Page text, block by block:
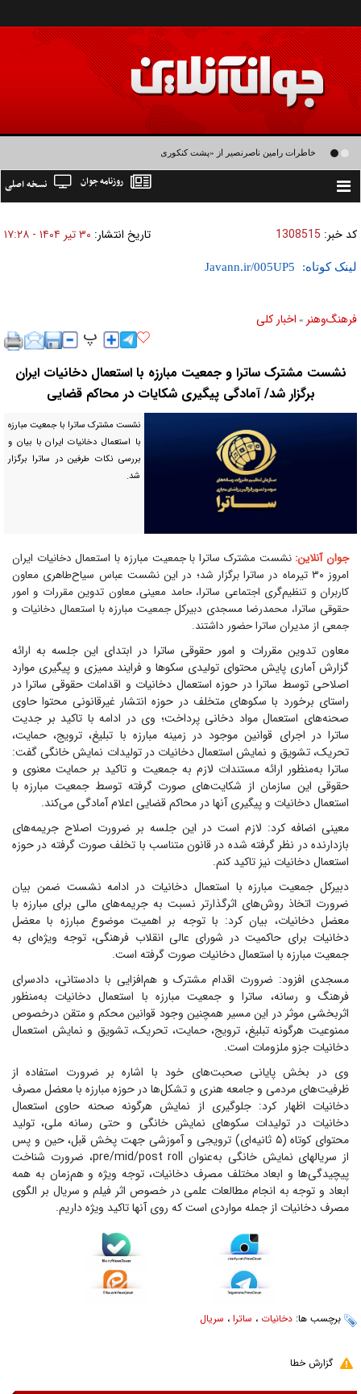
خاطرات رامین ناصرنصیر از «پشت‌ کنکوری‌ها» و رضا داوودنژاد: رضا کودک درون فعالی
Toggle
نسخه اصلی روزنامه جوان
کد خبر: 1308515 تاریخ انتشار: ۳۰ تير ۱۴۰۴ - ۱۷:۲۸
لینک کوتاه:
فرهنگ‌و‌هنر » اخبار كلی
نشست مشترک ساترا و جمعیت مبارزه با استعمال دخانیات ایران
برگزار شد/ آمادگی پیگیری شکایات در محاکم قضایی
نشست مشترک ساترا با جمعیت مبارزه
با استعمال دخانیات ایران با بیان و
بررسی نکات طرفین در ساترا برگزار
شد.
جوان آنلاین:نشست مشترک ساترا با جمعیت مبارزه با استعمال دخانیات ایران
امروز ۳۰ تیرماه در ساترا برگزار شد؛ در این نشست عباس سیاح‌طاهری معاون
کاربران و تنظیم‌گری اجتماعی ساترا، حامد معینی معاون تدوین مقررات و امور
حقوقی ساترا، محمدرضا مسجدی دبیرکل جمعیت مبارزه با استعمال دخانیات و
جمعی از مدیران ساترا حضور داشتند.
معاون تدوین مقررات و امور حقوقی ساترا در ابتدای این جلسه به ارائه
گزارش آماری پایش محتوای تولیدی سکو‌ها و فرایند ممیزی و پیگیری موارد
اصلاحی توسط ساترا در حوزه استعمال دخانیات و اقدامات حقوقی ساترا در
راستای برخورد با سکو‌های متخلف در حوزه انتشار غیرقانونی محتوا حاوی
صحنه‌های استعمال مواد دخانی پرداخت؛ وی در ادامه با تاکید بر جدیت
ساترا در اجرای قوانین موجود در زمینه مبارزه با تبلیغ، ترویج، حمایت،
تحریک، تشویق و نمایش استعمال دخانیات در تولیدات نمایش خانگی گفت:
ساترا به‌منظور ارائه مستندات لازم به جمعیت و تاکید بر حمایت معنوی و
حقوقی این سازمان از شکایت‌های صورت گرفته توسط جمعیت مبارزه با
استعمال دخانیات و پیگیری آنها در محاکم قضایی اعلام آمادگی می‌کند.
معینی اضافه کرد: لازم است در این جلسه بر ضرورت اصلاح جریمه‌های
بازدارنده در نظر گرفته شده در قانون متناسب با تخلف صورت گرفته در حوزه
استعمال دخانیات نیز تاکید کنم.
دبیرکل جمعیت مبارزه با استعمال دخانیات در ادامه نشست ضمن بیان
ضرورت اتخاذ روش‌های اثرگذارتر نسبت به جریمه‌های مالی برای مبارزه با
معضل دخانیات، بیان کرد: با توجه بر اهمیت موضوع مبارزه با معضل
دخانیات برای حاکمیت در شورای عالی انقلاب فرهنگی، توجه ویژه‌ای به
جمعیت مبارزه با استعمال دخانیات صورت گرفته است.
مسجدی افزود: ضرورت اقدام مشترک و هم‌افزایی با دادستانی، دادسرای
فرهنگ و رسانه، ساترا و جمعیت مبارزه با استعمال دخانیات به‌منظور
اثربخشی موثر در این مسیر همچنین وجود قوانین محکم و متقن درخصوص
ممنوعیت هرگونه تبلیغ، ترویج، حمایت، تحریک، تشویق و نمایش استعمال
دخانیات جزو ملزومات است.
وی در بخش پایانی صحبت‌های خود با اشاره بر ضرورت استفاده از
ظرفیت‌های مردمی و جامعه هنری و تشکل‌ها در حوزه مبارزه با معضل مصرف
دخانیات اظهار کرد: جلوگیری از نمایش هرگونه صحنه حاوی استعمال
دخانیات در تولیدات سکو‌های نمایش خانگی و حتی رسانه ملی، تولید
محتوای کوتاه (۵ ثانیه‌ای) ترویجی و آموزشی جهت پخش قبل، حین و پس
از سریال‎های نمایش خانگی به‌عنوان pre/mid/post roll، ضرورت شناخت
پیچیدگی‌ها و ابعاد مختلف مصرف دخانیات، توجه ویژه و هم‌زمان به همه
ابعاد و توجه به انجام مطالعات علمی در خصوص اثر فیلم و سریال بر الگوی
مصرف دخانیات از جمله مواردی است که روی آنها تاکید ویژه داریم.
برچسب ها: دخانیات ، ساترا ، سریال
گزارش خطا